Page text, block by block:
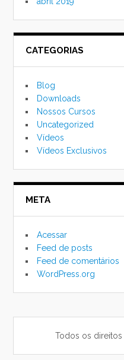
CATEGORIAS
Blog
Downloads
Nossos Cursos
Uncategorized
Vídeos
Vídeos Exclusivos
META
Acessar
Feed de posts
Feed de comentários
WordPress.org
Todos os